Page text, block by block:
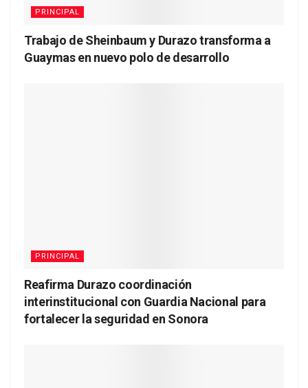
PRINCIPAL
Trabajo de Sheinbaum y Durazo transforma a
Guaymas en nuevo polo de desarrollo
PRINCIPAL
Reafirma Durazo coordinación
interinstitucional con Guardia Nacional para
fortalecer la seguridad en Sonora